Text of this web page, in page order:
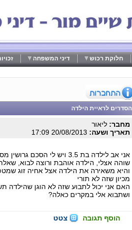
חלוקת רכוש דיני המשפחה
הסדרים לראיית הילדה
מחבר: ליאור
תאריך ושעה:
אני אב לילדה בת 3.5 ויש
שוהה אצלי, הילדה אוהבת ורוצה לבוא,
והיא משאירה את הילדה אצל אחיה זוג
מכיון שזה לא תורי
האם אני יכול לתבוע שזה לא הוגן
ושתבוא אלי במקרים כאלה?
הוסף תגובה צטט